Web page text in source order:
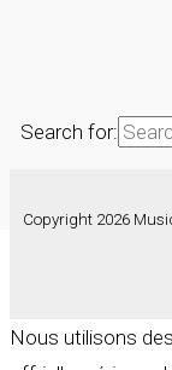
Search for:
Copyright 2026
Nous utilisons